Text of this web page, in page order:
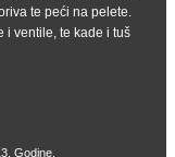
te peći na pelete.
i ventile, te kade i tuš
Godine.